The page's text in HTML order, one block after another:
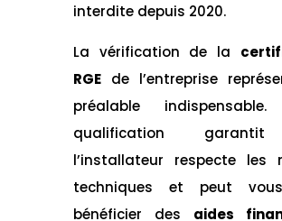
interdite depuis 2020.
La vérification de la
RGEde l’entreprise
préalable
qualification
l’installateur respecte les
techniques et peut
bénéficier des aides